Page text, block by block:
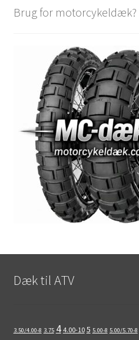
Brug for motorcykeldæk?
Dæk til ATV
3.50/4.00-8 3.75 4 4.00-10 5 5.00-8 5.00/5.70-8